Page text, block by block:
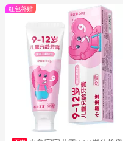
红包补贴